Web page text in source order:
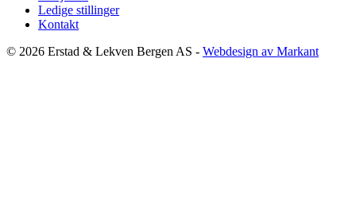
Ledige stillinger
Kontakt
© 2026 Erstad & Lekven Bergen AS - Webdesign av Markant